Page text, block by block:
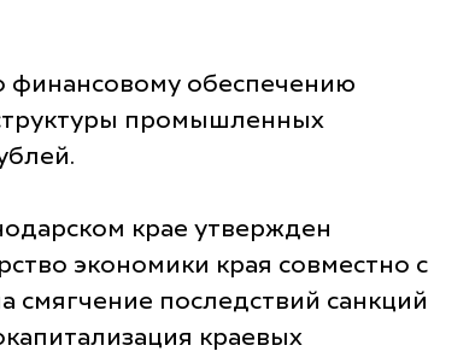
финансовому обеспечению
промышленных
крае утвержден
экономики края совместно с
последствий санкций
краевых